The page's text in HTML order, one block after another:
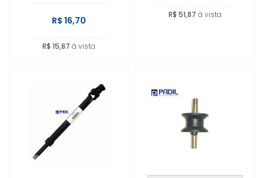
R$ 16,70
R$ 15,87 à vista
R$ 51,87 à vista